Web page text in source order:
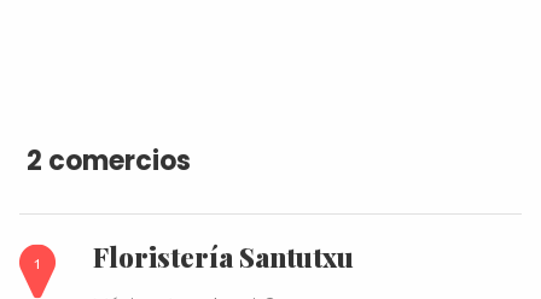
2 comercios
Floristería Santutxu